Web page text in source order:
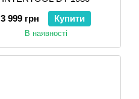
3 999 грн
Купити
В наявності